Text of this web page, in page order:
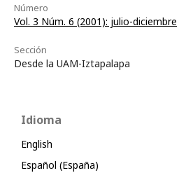
Número
Vol. 3 Núm. 6 (2001): julio-diciembre
Sección
Desde la UAM-Iztapalapa
Idioma
English
Español (España)